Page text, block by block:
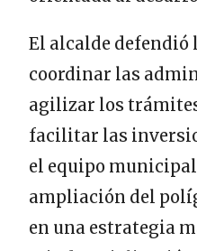
El alcalde defendió
coordinar las
agilizar los
facilitar las
el equipo
ampliación del
en una estrategia